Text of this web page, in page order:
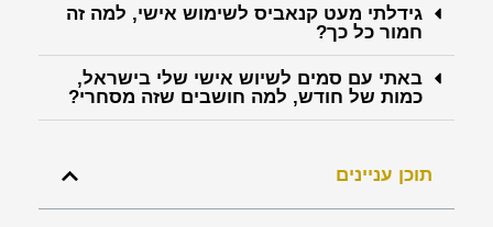
גידלתי מעט קנאביס לשימוש אישי, למה זה
חמור כל כך?
באתי עם סמים לשיוש אישי שלי בישראל,
כמות של חודש, למה חושבים שזה מסחרי?
תוכן עניינים